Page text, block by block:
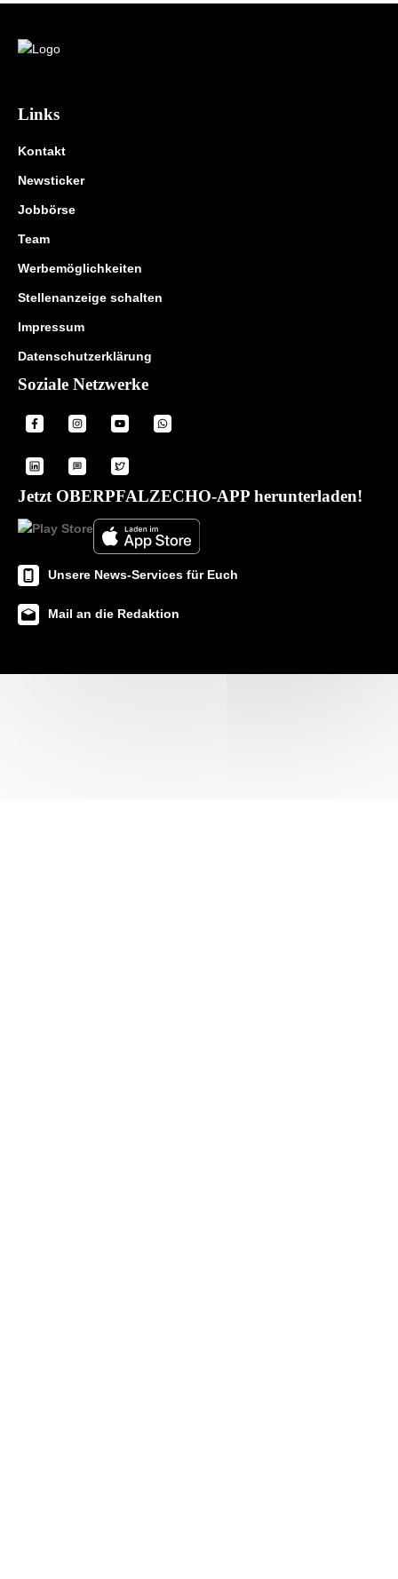
Links
Kontakt
Newsticker
Jobbörse
Team
Werbemöglichkeiten
Stellenanzeige schalten
Impressum
Datenschutzerklärung
Soziale Netzwerke
Jetzt OBERPFALZECHO-APP herunterladen!
Unsere News-Services für Euch
Mail an die Redaktion